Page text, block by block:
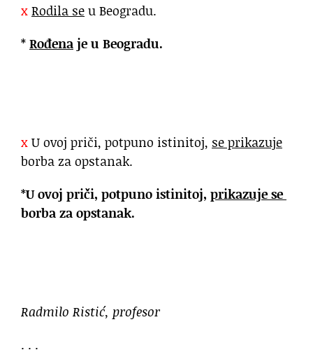
xRodila seu Beogradu.
*Rođenaje u Beogradu.
xU ovoj priči, potpuno istinitoj, se prikazuje
borba za opstanak.
*U ovoj priči, potpuno istinitoj, prikazuje se
borba za opstanak.
Radmilo Ristić, profesor
. . .